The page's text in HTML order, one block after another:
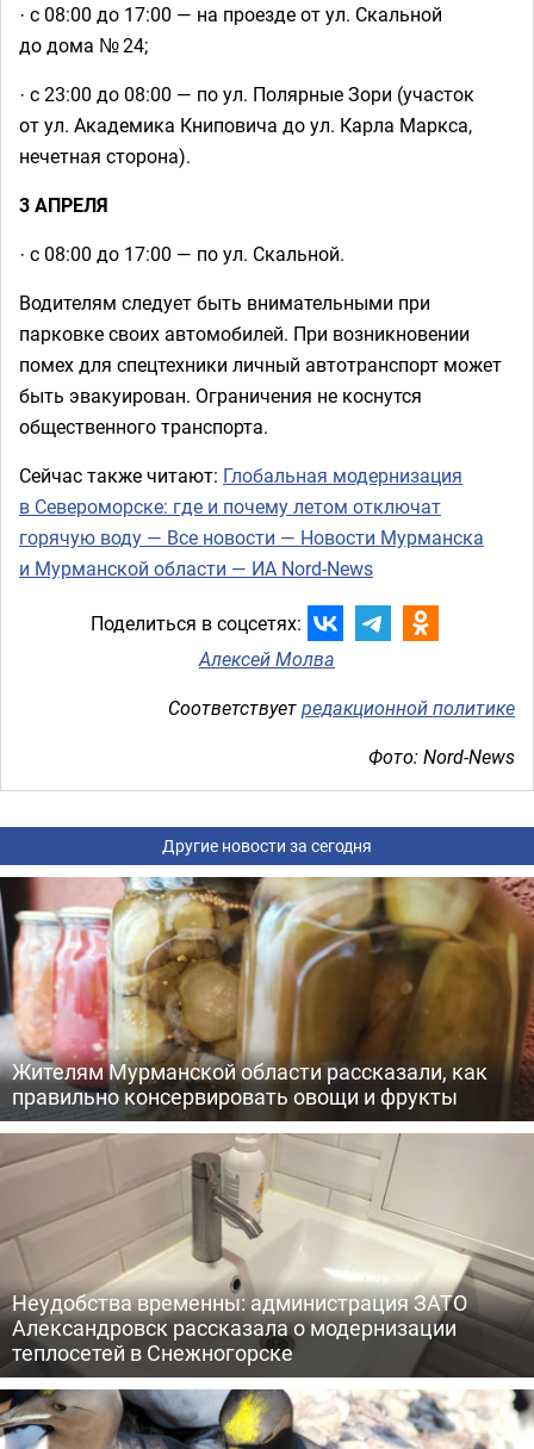
· с 08:00 до 17:00 — на проезде от ул. Скальной
до дома № 24;
· с 23:00 до 08:00 — по ул. Полярные Зори (участок
от ул. Академика Книповича до ул. Карла Маркса,
нечетная сторона).
3 АПРЕЛЯ
· с 08:00 до 17:00 — по ул. Скальной.
Водителям следует быть внимательными при
парковке своих автомобилей. При возникновении
помех для спецтехники личный автотранспорт может
быть эвакуирован. Ограничения не коснутся
общественного транспорта.
Сейчас также читают: Глобальная модернизация
в Североморске: где и почему летом отключат
горячую воду — Все новости — Новости Мурманска
и Мурманской области — ИА Nord-News
Поделиться в соцсетях:
Алексей Молва
Соответствуетредакционной политике
Фото: Nord-News
Другие новости за сегодня
Жителям Мурманской области рассказали, как
правильно консервировать овощи и фрукты
Неудобства временны: администрация ЗАТО
Александровск рассказала о модернизации
теплосетей в Снежногорске